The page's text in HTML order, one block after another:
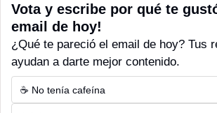
Vota y escribe por qué te
email de hoy!
¿Qué te pareció el email de hoy? Tus
ayudan a darte mejor contenido.
☕ No tenía cafeína